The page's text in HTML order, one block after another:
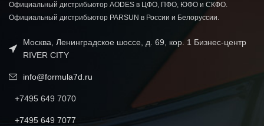
Официальный дистрибьютор AODES в ЦФО, ПФО, ЮФО и СКФО.
Официальный дистрибьютор PARSUN в России и Белоруссии.
Москва, Ленинградское шоссе, д. 69, кор. 1 Бизнес-центр
RIVER CITY
info@formula7d.ru
+7495 649 7070
+7495 649 7077